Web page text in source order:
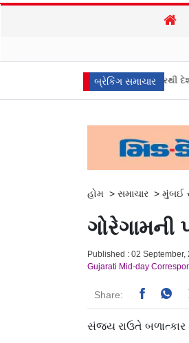
બ્રેકિંગ સમાચાર
કરી, સપ્ટેમ્બરથી દેશભારમાં થશે શરૂ
હોમ > સમાચાર > મુંબઈ
ગોરેગામની
Published : 02 September,
Gujarati Mid-day
Share:
સંજય રાઉતે બળાત્કાર